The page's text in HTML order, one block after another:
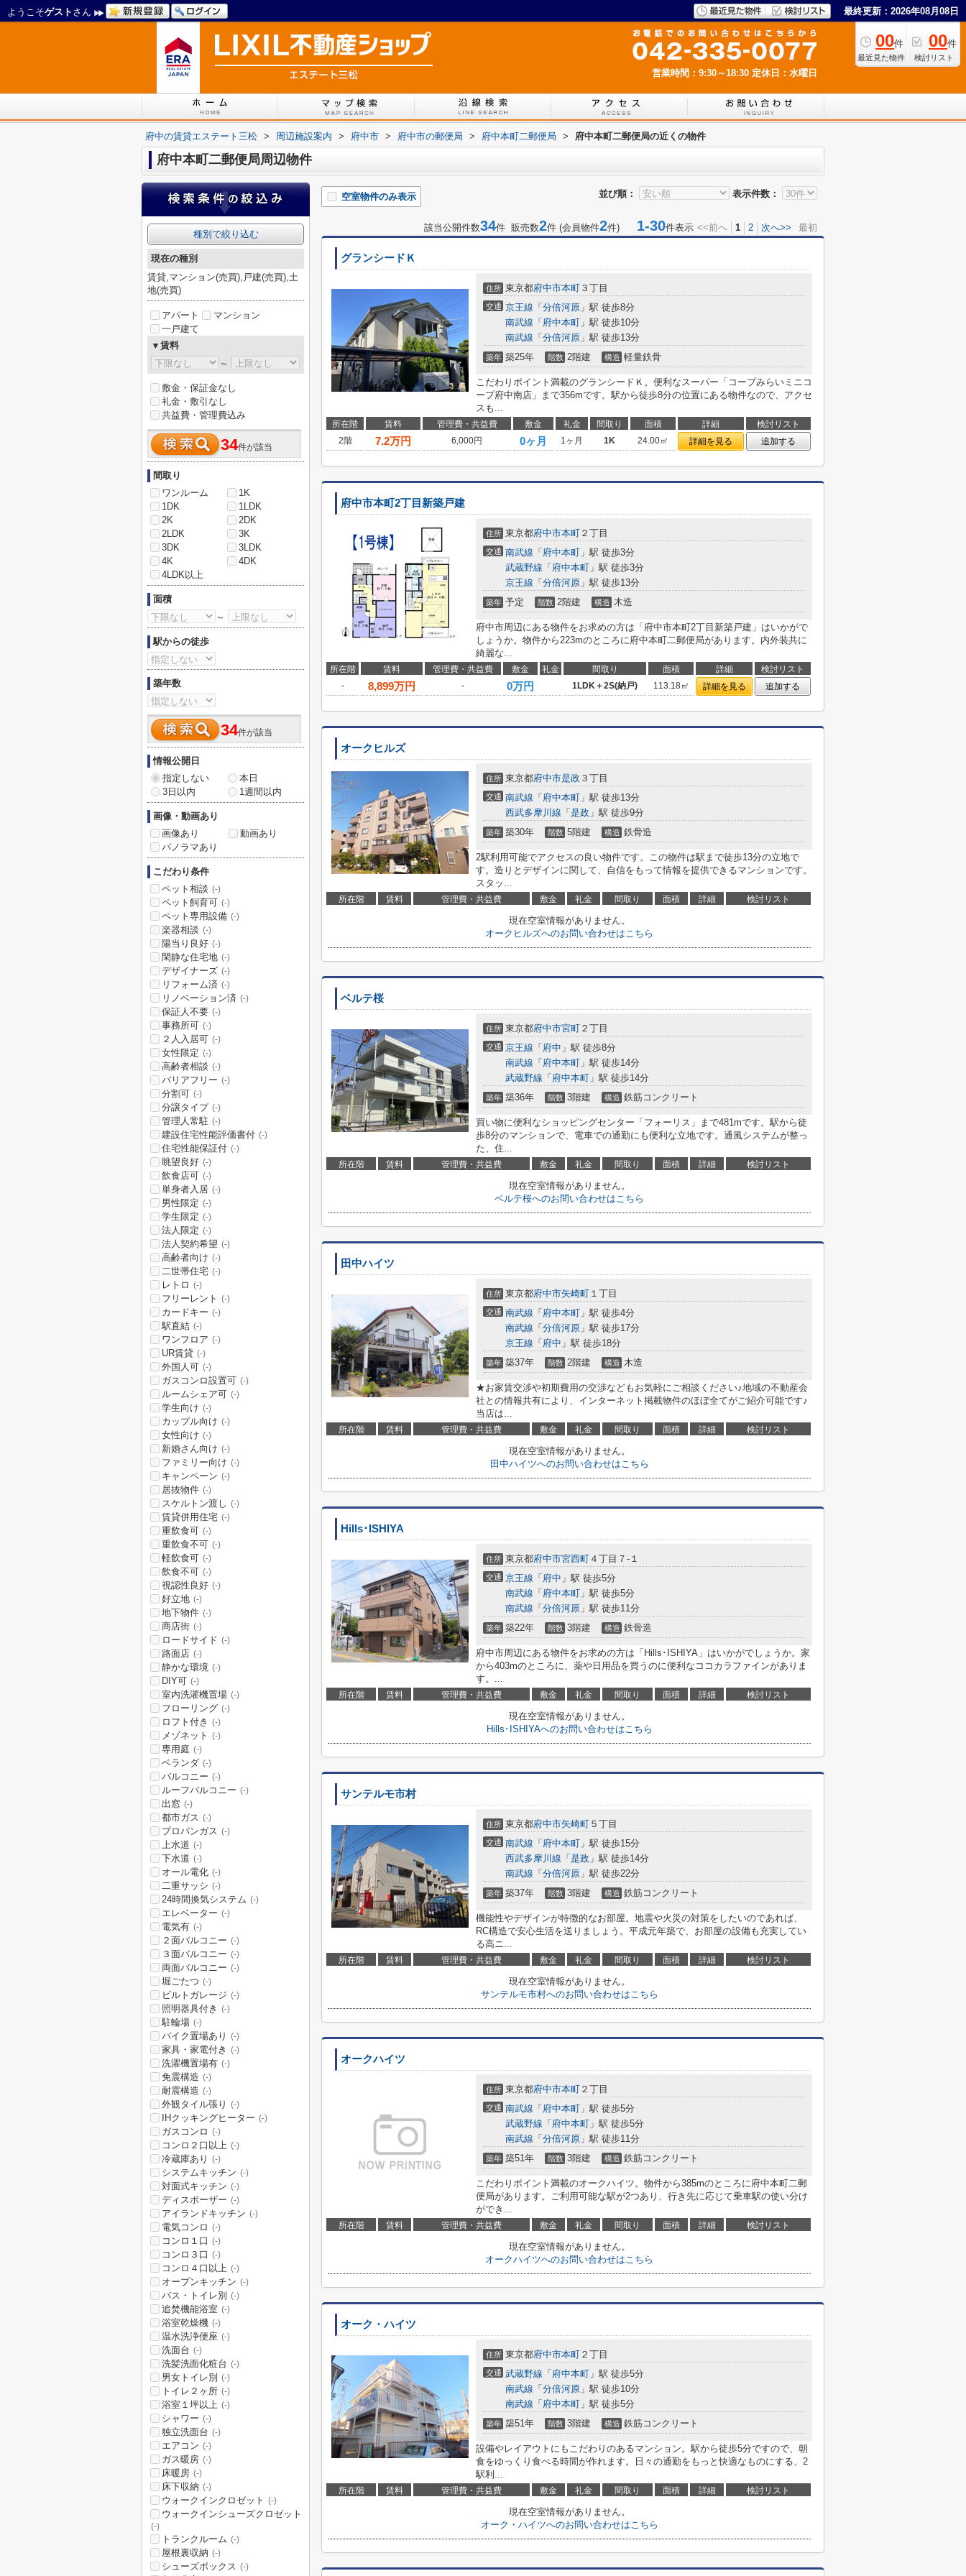
ようこそゲスト さん 最終更新：2026年08月08日
00件
最近見た物件
00件
検討リスト
営業時間：9:30～18:30 定休日：水曜日
府中の賃貸エステート三松 > 周辺施設案内 > 府中市 > 府中市の郵便局 > 府中本町二郵便局 > 府中本町二郵便局の近くの物件
府中本町二郵便局周辺物件
並び順： 表示件数：
空室物件のみ表示
該当公開件数34件 販売数2件 (会員物件2件) 1-30件表示 <<前へ 1 2 次へ>> 最初
グランシードＫ
住所 東京都府中市本町 ３丁目
交通 京王線 「 分倍河原 」駅 徒歩8分
南武線 「 府中本町 」駅 徒歩10分
南武線 「 分倍河原 」駅 徒歩13分
築年 築25年 階数 2階建 構造 軽量鉄骨
こだわりポイント満載のグランシードＫ。便利なスーパー「コープみらいミニコ
ープ府中南店」まで356mです。駅から徒歩8分の位置にある物件なので、アクセ
スも...
所在階 賃料 管理費・共益費 敷金 礼金 間取り 面積 詳細
検討リスト
2階
7.2万円 6,000円 0ヶ月 1ヶ月 1K 24.00㎡ 詳細を見る 追加する
府中市本町2丁目新築戸建
住所 東京都府中市本町 ２丁目
交通 南武線 「 府中本町 」駅 徒歩3分
武蔵野線 「 府中本町 」駅 徒歩3分
京王線 「 分倍河原 」駅 徒歩13分
築年 予定 階数 2階建 構造 木造
府中市周辺にある物件をお求めの方は「府中市本町2丁目新築戸建」はいかがで
しょうか。物件から223mのところに府中本町二郵便局があります。内外装共に
綺麗な...
所在階 賃料 管理費・共益費 敷金 礼金 間取り 面積 詳細
検討リスト
-
8,899万円 - 0万円 1LDK＋2S(納戸) 113.18㎡ 詳細を見る 追加する
オークヒルズ
住所 東京都府中市是政 ３丁目
交通 南武線 「 府中本町 」駅 徒歩13分
西武多摩川線 「 是政 」駅 徒歩9分
築年 築30年 階数 5階建 構造 鉄骨造
2駅利用可能でアクセスの良い物件です。この物件は駅まで徒歩13分の立地で
す。造りとデザインに関して、自信をもって情報を提供できるマンションです。
スタッ...
所在階 賃料 管理費・共益費 敷金 礼金 間取り 面積 詳細 検討リスト
現在空室情報がありません。
オークヒルズへのお問い合わせはこちら
ベルテ桜
住所 東京都府中市宮町 ２丁目
交通 京王線 「 府中 」駅 徒歩8分
南武線 「 府中本町 」駅 徒歩14分
武蔵野線 「 府中本町 」駅 徒歩14分
築年 築36年 階数 3階建 構造 鉄筋コンクリート
買い物に便利なショッピングセンター「フォーリス」まで481mです。駅から徒
歩8分のマンションで、電車での通勤にも便利な立地です。通風システムが整っ
た、住...
所在階 賃料 管理費・共益費 敷金 礼金 間取り 面積 詳細 検討リスト
現在空室情報がありません。
ベルテ桜へのお問い合わせはこちら
田中ハイツ
住所 東京都府中市矢崎町 １丁目
交通 南武線 「 府中本町 」駅 徒歩4分
南武線 「 分倍河原 」駅 徒歩17分
京王線 「 府中 」駅 徒歩18分
築年 築37年 階数 2階建 構造 木造
★お家賃交渉や初期費用の交渉などもお気軽にご相談ください♪地域の不動産会
社との情報共有により、インターネット掲載物件のほぼ全てがご紹介可能です♪
当店は...
所在階 賃料 管理費・共益費 敷金 礼金 間取り 面積 詳細 検討リスト
現在空室情報がありません。
田中ハイツへのお問い合わせはこちら
Hills･ISHIYA
住所 東京都府中市宮西町 ４丁目７-１
交通 京王線 「 府中 」駅 徒歩5分
南武線 「 府中本町 」駅 徒歩5分
南武線 「 分倍河原 」駅 徒歩11分
築年 築22年 階数 3階建 構造 鉄骨造
府中市周辺にある物件をお求めの方は「Hills･ISHIYA」はいかがでしょうか。家
から403mのところに、薬や日用品を買うのに便利なココカラファインがありま
す。...
所在階 賃料 管理費・共益費 敷金 礼金 間取り 面積 詳細 検討リスト
現在空室情報がありません。
Hills･ISHIYAへのお問い合わせはこちら
サンテルモ市村
住所 東京都府中市矢崎町 ５丁目
交通 南武線 「 府中本町 」駅 徒歩15分
西武多摩川線 「 是政 」駅 徒歩14分
南武線 「 分倍河原 」駅 徒歩22分
築年 築37年 階数 3階建 構造 鉄筋コンクリート
機能性やデザインが特徴的なお部屋。地震や火災の対策をしたいのであれば、
RC構造で安心生活を送りましょう。平成元年築で、お部屋の設備も充実してい
る高ニ...
所在階 賃料 管理費・共益費 敷金 礼金 間取り 面積 詳細 検討リスト
現在空室情報がありません。
サンテルモ市村へのお問い合わせはこちら
オークハイツ
住所 東京都府中市本町 ２丁目
交通 南武線 「 府中本町 」駅 徒歩5分
武蔵野線 「 府中本町 」駅 徒歩5分
南武線 「 分倍河原 」駅 徒歩11分
築年 築51年 階数 3階建 構造 鉄筋コンクリート
こだわりポイント満載のオークハイツ。物件から385mのところに府中本町二郵
便局があります。ご利用可能な駅が2つあり、行き先に応じて乗車駅の使い分け
ができ...
所在階 賃料 管理費・共益費 敷金 礼金 間取り 面積 詳細 検討リスト
現在空室情報がありません。
オークハイツへのお問い合わせはこちら
オーク・ハイツ
住所 東京都府中市本町 ２丁目
交通 武蔵野線 「 府中本町 」駅 徒歩5分
南武線 「 分倍河原 」駅 徒歩10分
南武線 「 府中本町 」駅 徒歩5分
築年 築51年 階数 3階建 構造 鉄筋コンクリート
設備やレイアウトにもこだわりのあるマンション。駅から徒歩5分ですので、朝
食をゆっくり食べる時間が作れます。日々の通勤をもっと快適なものにする、2
駅利...
所在階 賃料 管理費・共益費 敷金 礼金 間取り 面積 詳細 検討リスト
現在空室情報がありません。
オーク・ハイツへのお問い合わせはこちら
種別で絞り込む
現在の種別
賃貸,マンション(売買),戸建(売買),土
地(売買)
アパート
マンション
一戸建て
▼賃料
～
敷金・保証金なし
礼金・敷引なし
共益費・管理費込み
34件が該当
間取り
ワンルーム
1K
1DK
1LDK
2K
2DK
2LDK
3K
3DK
3LDK
4K
4DK
4LDK以上
面積
～
駅からの徒歩
築年数
34件が該当
情報公開日
指定しない
本日
3日以内
1週間以内
画像・動画あり
画像あり
動画あり
パノラマあり
こだわり条件
ペット相談 (-)
ペット飼育可 (-)
ペット専用設備 (-)
楽器相談 (-)
陽当り良好 (-)
閑静な住宅地 (-)
デザイナーズ (-)
リフォーム済 (-)
リノベーション済 (-)
保証人不要 (-)
事務所可 (-)
２人入居可 (-)
女性限定 (-)
高齢者相談 (-)
バリアフリー (-)
分割可 (-)
分譲タイプ (-)
管理人常駐 (-)
建設住宅性能評価書付 (-)
住宅性能保証付 (-)
眺望良好 (-)
飲食店可 (-)
単身者入居 (-)
男性限定 (-)
学生限定 (-)
法人限定 (-)
法人契約希望 (-)
高齢者向け (-)
二世帯住宅 (-)
レトロ (-)
フリーレント (-)
カードキー (-)
駅直結 (-)
ワンフロア (-)
UR賃貸 (-)
外国人可 (-)
ガスコンロ設置可 (-)
ルームシェア可 (-)
学生向け (-)
カップル向け (-)
女性向け (-)
新婚さん向け (-)
ファミリー向け (-)
キャンペーン (-)
居抜物件 (-)
スケルトン渡し (-)
賃貸併用住宅 (-)
重飲食可 (-)
重飲食不可 (-)
軽飲食可 (-)
飲食不可 (-)
視認性良好 (-)
好立地 (-)
地下物件 (-)
商店街 (-)
ロードサイド (-)
路面店 (-)
静かな環境 (-)
DIY可 (-)
室内洗濯機置場 (-)
フローリング (-)
ロフト付き (-)
メゾネット (-)
専用庭 (-)
ベランダ (-)
バルコニー (-)
ルーフバルコニー (-)
出窓 (-)
都市ガス (-)
プロパンガス (-)
上水道 (-)
下水道 (-)
オール電化 (-)
二重サッシ (-)
24時間換気システム (-)
エレベーター (-)
電気有 (-)
２面バルコニー (-)
３面バルコニー (-)
両面バルコニー (-)
堀ごたつ (-)
ビルトガレージ (-)
照明器具付き (-)
駐輪場 (-)
バイク置場あり (-)
家具・家電付き (-)
洗濯機置場有 (-)
免震構造 (-)
耐震構造 (-)
外観タイル張り (-)
IHクッキングヒーター (-)
ガスコンロ (-)
コンロ２口以上 (-)
冷蔵庫あり (-)
システムキッチン (-)
対面式キッチン (-)
ディスポーザー (-)
アイランドキッチン (-)
電気コンロ (-)
コンロ１口 (-)
コンロ３口 (-)
コンロ４口以上 (-)
オープンキッチン (-)
バス・トイレ別 (-)
追焚機能浴室 (-)
浴室乾燥機 (-)
温水洗浄便座 (-)
洗面台 (-)
洗髪洗面化粧台 (-)
男女トイレ別 (-)
トイレ２ヶ所 (-)
浴室１坪以上 (-)
シャワー (-)
独立洗面台 (-)
エアコン (-)
ガス暖房 (-)
床暖房 (-)
床下収納 (-)
ウォークインクロゼット (-)
ウォークインシューズクロゼット
(-)
トランクルーム (-)
屋根裏収納 (-)
シューズボックス (-)